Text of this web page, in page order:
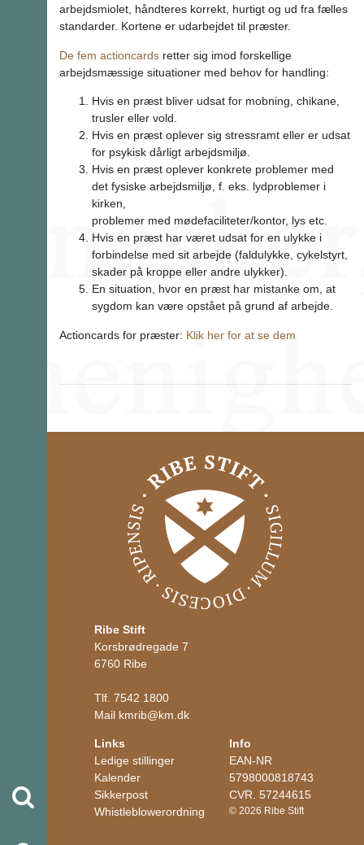
arbejdsmiolet, håndteres korrekt, hurtigt og ud fra fælles
standarder. Kortene er udarbejdet til præster.
De fem actioncardsretter sig imod forskellige
arbejdsmæssige situationer med behov for handling:
Hvis en præst bliver udsat for mobning, chikane,
trusler eller vold.
Hvis en præst oplever sig stressramt eller er udsat
for psykisk dårligt arbejdsmiljø.
Hvis en præst oplever konkrete problemer med
det fysiske arbejdsmiljø, f. eks. lydproblemer i
kirken,
problemer med mødefaciliteter/kontor, lys etc.
Hvis en præst har været udsat for en ulykke i
forbindelse med sit arbejde (faldulykke, cykelstyrt,
skader på kroppe eller andre ulykker).
En situation, hvor en præst har mistanke om, at
sygdom kan være opstået på grund af arbejde.
Actioncards for præster: Klik her for at se dem
Ribe Stift
Korsbrødregade 7
6760 Ribe
Tlf.7542 1800
Mail kmrib@km.dk
Links
Ledige stillinger
Kalender
Sikkerpost
Whistleblowerordning
Info
EAN-NR
5798000818743
CVR. 57244615
© 2026 Ribe Stift